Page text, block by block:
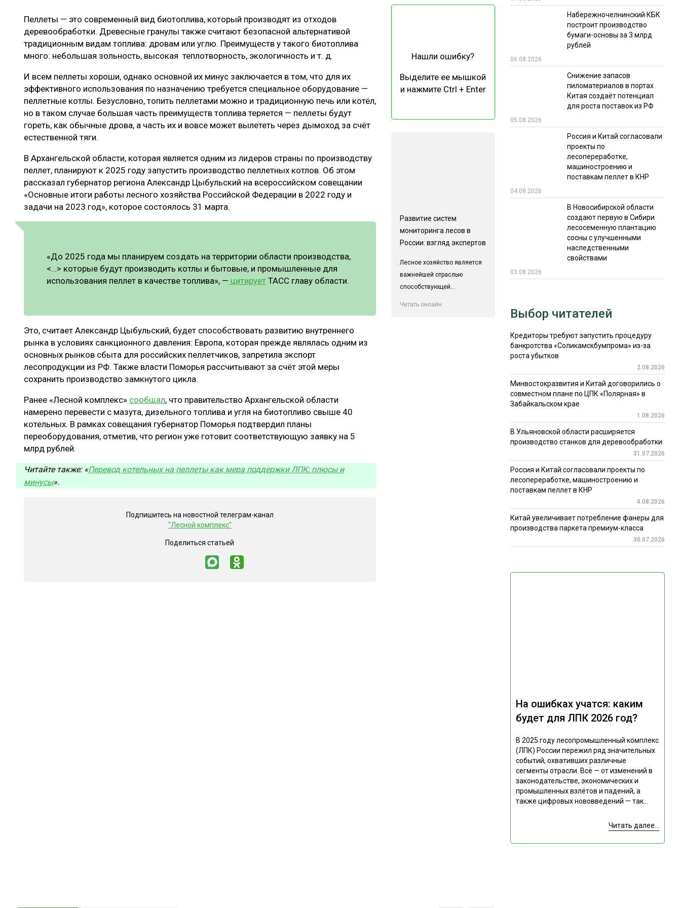
ЛОГИСТИКА
ПРОИЗВОДСТВО ДРЕВЕСНЫХ ПЛИТ
ЦБП
МЕБЕЛЬНОЕ ПРОИЗВОДСТВО
ОТРАСЛЕВАЯ ДИСКУССИЯ
ЭКСПЕРТНОЕ МНЕНИЕ
КАЛЕНДАРЬ ВЫСТАВОК ИТОГИ МЕРОПРИЯТИЙ
Пеллеты — это современный вид биотоплива, который производят из отходов
деревообработки. Древесные гранулы также считают безопасной альтернативой
традиционным видам топлива: дровам или углю. Преимуществ у такого биотоплива
много: небольшая зольность, высокая теплотворность, экологичность и т. д.
И всем пеллеты хороши, однако основной их минус заключается в том, что для их
эффективного использования по назначению требуется специальное оборудование —
пеллетные котлы. Безусловно, топить пеллетами можно и традиционную печь или котёл,
но в таком случае большая часть преимуществ топлива теряется — пеллеты будут
гореть, как обычные дрова, а часть их и вовсе может вылететь через дымоход за счёт
естественной тяги.
В Архангельской области, которая является одним из лидеров страны по производству
пеллет, планируют к 2025 году запустить производство пеллетных котлов. Об этом
рассказал губернатор региона Александр Цыбульский на всероссийском совещании
«Основные итоги работы лесного хозяйства Российской Федерации в 2022 году и
задачи на 2023 год», которое состоялось 31 марта.
«До 2025 года мы планируем создать на территории области производства,
<…> которые будут производить котлы и бытовые, и промышленные для
использования пеллет в качестве топлива», — цитирует ТАСС главу области.
Это, считает Александр Цыбульский, будет способствовать развитию внутреннего
рынка в условиях санкционного давления: Европа, которая прежде являлась одним из
основных рынков сбыта для российских пеллетчиков, запретила экспорт
лесопродукции из РФ. Также власти Поморья рассчитывают за счёт этой меры
сохранить производство замкнутого цикла.
Ранее «Лесной комплекс» сообщал, что правительство Архангельской области
намерено перевести с мазута, дизельного топлива и угля на биотопливо свыше 40
котельных. В рамках совещания губернатор Поморья подтвердил планы
переоборудования, отметив, что регион уже готовит соответствующую заявку на 5
млрд рублей.
Читайте также: «Перевод котельных на пеллеты как мера поддержки ЛПК: плюсы и
минусы».
Подпишитесь на новостной телеграм-канал
"Лесной комплекс"
Поделиться статьей
Нашли ошибку?
Выделите ее мышкой
и нажмите Ctrl + Enter
Развитие систем
мониторинга лесов в
России: взгляд экспертов
Лесное хозяйство является
важнейшей отраслью
способствующей...
Читать онлайн
Набережночелнинский КБК
построит производство
бумаги-основы за 3 млрд
рублей
06.08.2026
Снижение запасов
пиломатериалов в портах
Китая создаёт потенциал
для роста поставок из РФ
05.08.2026
Россия и Китай согласовали
проекты по
лесопереработке,
машиностроению и
поставкам пеллет в КНР
04.08.2026
В Новосибирской области
создают первую в Сибири
лесосеменную плантацию
сосны с улучшенными
наследственными
свойствами
03.08.2026
На ошибках учатся: каким
будет для ЛПК 2026 год?
В 2025 году лесопромышленный комплекс
(ЛПК) России пережил ряд значительных
событий, охвативших различные
сегменты отрасли. Всё — от изменений в
законодательстве, экономических и
промышленных взлётов и падений, а
также цифровых нововведений — так...
Читать далее...
Выбор читателей
Кредиторы требуют запустить процедуру
банкротства «Соликамскбумпрома» из-за
роста убытков
2.08.2026
Минвостокразвития и Китай договорились о
совместном плане по ЦПК «Полярная» в
Забайкальском крае
1.08.2026
В Ульяновской области расширяется
производство станков для деревообработки
31.07.2026
Россия и Китай согласовали проекты по
лесопереработке, машиностроению и
поставкам пеллет в КНР
4.08.2026
Китай увеличивает потребление фанеры для
производства паркета премиум-класса
30.07.2026